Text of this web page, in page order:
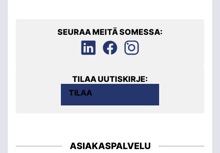
SEURAA MEITÄ SOMESSA:
TILAA UUTISKIRJE:
TILAA
ASIAKASPALVELU